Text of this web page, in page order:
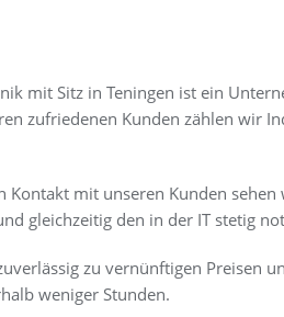
mit Sitz in Teningen ist ein
zufriedenen Kunden zählen wir
Kontakt mit unseren Kunden
gleichzeitig den in der IT stetig
zu vernünftigen Preisen
weniger Stunden.